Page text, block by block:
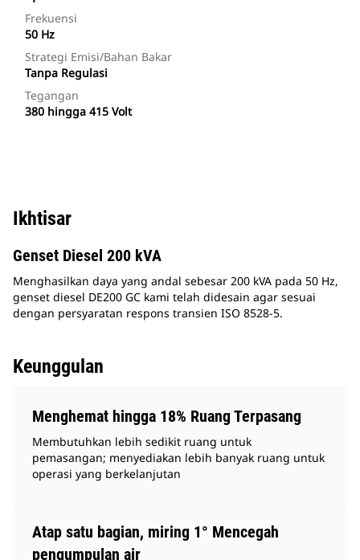
Frekuensi
50 Hz
Strategi Emisi/Bahan Bakar
Tanpa Regulasi
Tegangan
380 hingga 415 Volt
Ikhtisar
Genset Diesel 200 kVA
Menghasilkan daya yang andal sebesar 200 kVA pada 50 Hz,
genset diesel DE200 GC kami telah didesain agar sesuai
dengan persyaratan respons transien ISO 8528-5.
Keunggulan
Menghemat hingga 18% Ruang Terpasang
Membutuhkan lebih sedikit ruang untuk
pemasangan; menyediakan lebih banyak ruang untuk
operasi yang berkelanjutan
Atap satu bagian, miring 1° Mencegah
pengumpulan air